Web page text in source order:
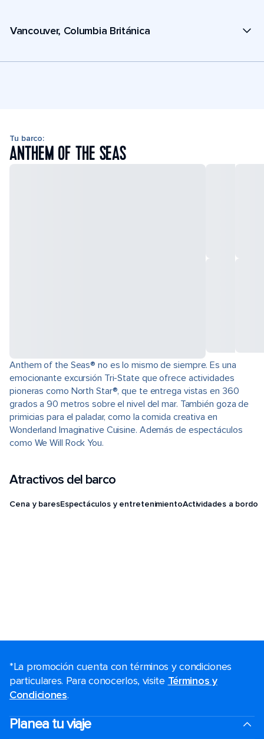
Vancouver, Columbia Británica
Tu barco:
ANTHEM OF THE SEAS
Anthem of the Seas® no es lo mismo de siempre. Es una
emocionante excursión Tri-State que ofrece actividades
pioneras como North Star®, que te entrega vistas en 360
grados a 90 metros sobre el nivel del mar. También goza de
primicias para el paladar, como la comida creativa en
Wonderland Imaginative Cuisine. Además de espectáculos
como We Will Rock You.
Atractivos del barco
Cena y baresEspectáculos y entretenimientoActividades a bordo
*La promoción cuenta con términos y condiciones
particulares. Para conocerlos, visite Términos y
Condiciones.
Planea tu viaje